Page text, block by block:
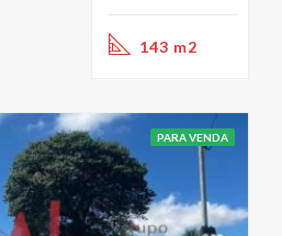
143 m2
PARA VENDA